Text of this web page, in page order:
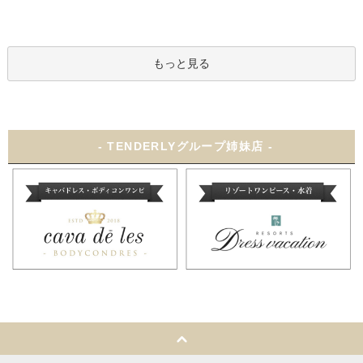
もっと見る
- TENDERLYグループ姉妹店 -